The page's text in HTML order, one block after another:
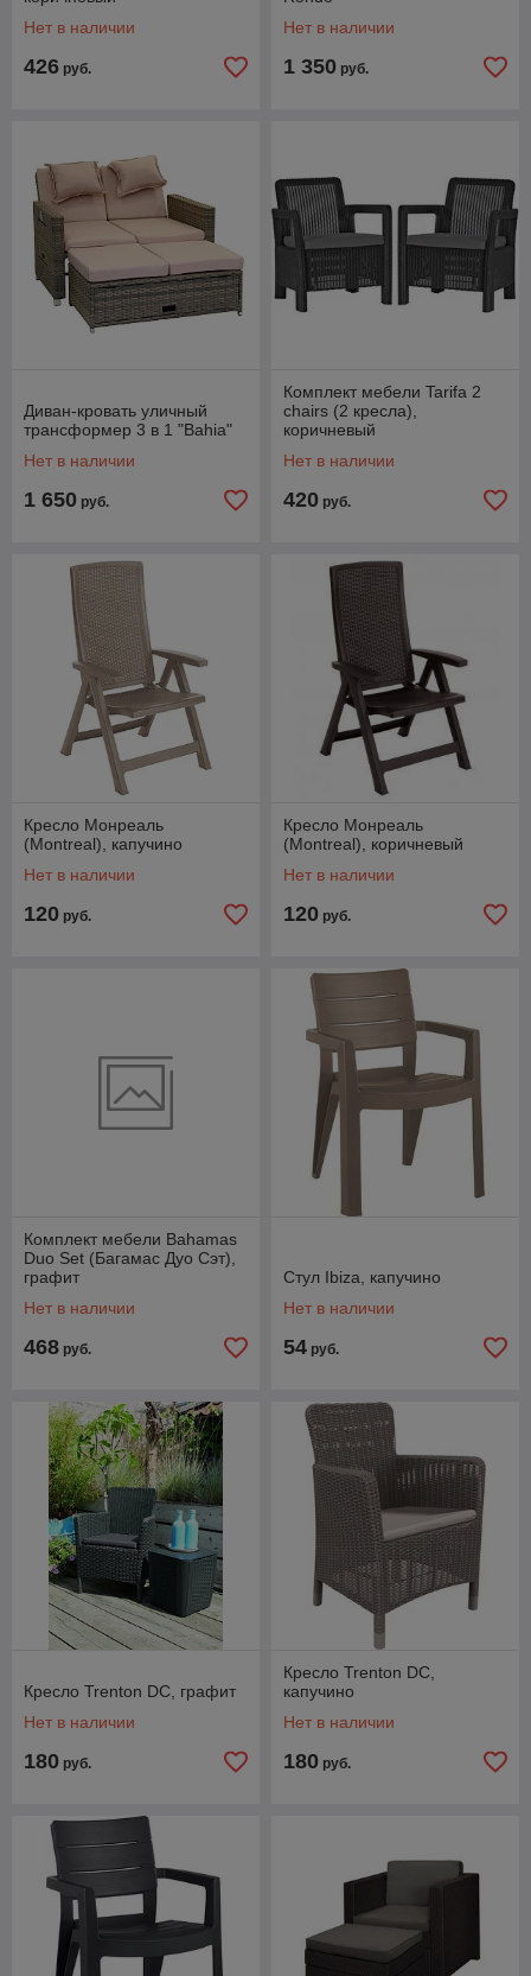
Нет в наличии
426 руб.
Нет в наличии
1 350 руб.
Диван-кровать уличный
трансформер 3 в 1 "Bahia"
Нет в наличии
1 650 руб.
Комплект мебели Tarifa 2
chairs (2 кресла),
коричневый
Нет в наличии
420 руб.
Кресло Монреаль
(Montreal), капучино
Нет в наличии
120 руб.
Кресло Монреаль
(Montreal), коричневый
Нет в наличии
120 руб.
Комплект мебели Bahamas
Duo Set (Багамас Дуо Сэт),
графит
Нет в наличии
468 руб.
Стул Ibiza, капучино
Нет в наличии
54 руб.
Кресло Trenton DC, графит
Нет в наличии
180 руб.
Кресло Trenton DC,
капучино
Нет в наличии
180 руб.